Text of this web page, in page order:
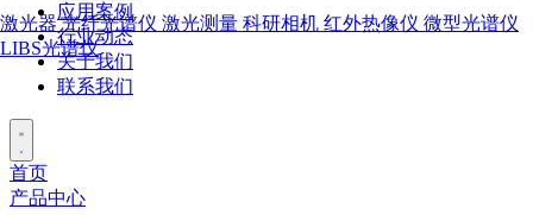
激光器光纤光谱仪 激光测量 科研相机 红外热像仪 微型光谱仪
LIBS光谱仪
应用案例
行业动态
关于我们
联系我们
首页
产品中心